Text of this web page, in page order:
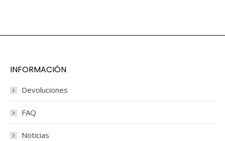
INFORMACIÓN
Devoluciones
FAQ
Noticias